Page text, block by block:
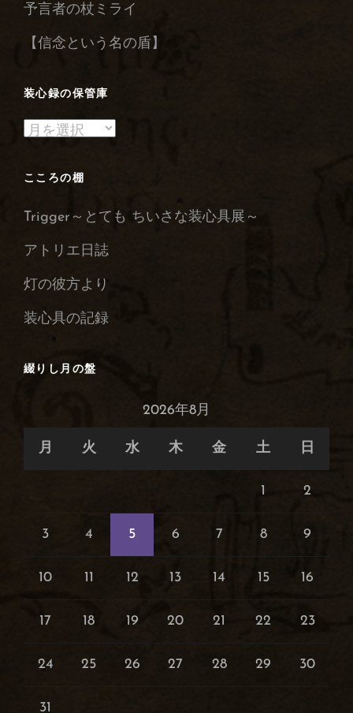
予言者の杖ミライ
【信念という名の盾】
装心録の保管庫
装
録
保
こころの棚
Trigger～とても ちいさな装心具展～
アトリエ日誌
灯の彼方より
装心具の記録
綴りし月の盤
2026年8月
月 火 水 木 金 土 日
1 2
3 4 5 6 7 8 9
10 11 12 13 14 15 16
17 18 19 20 21 22 23
24 25 26 27 28 29 30
31